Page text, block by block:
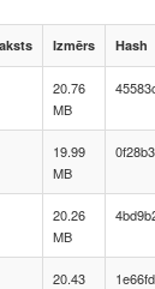
Izmērs Hash
20.76
MB
19.99
MB
20.26
MB
20.43